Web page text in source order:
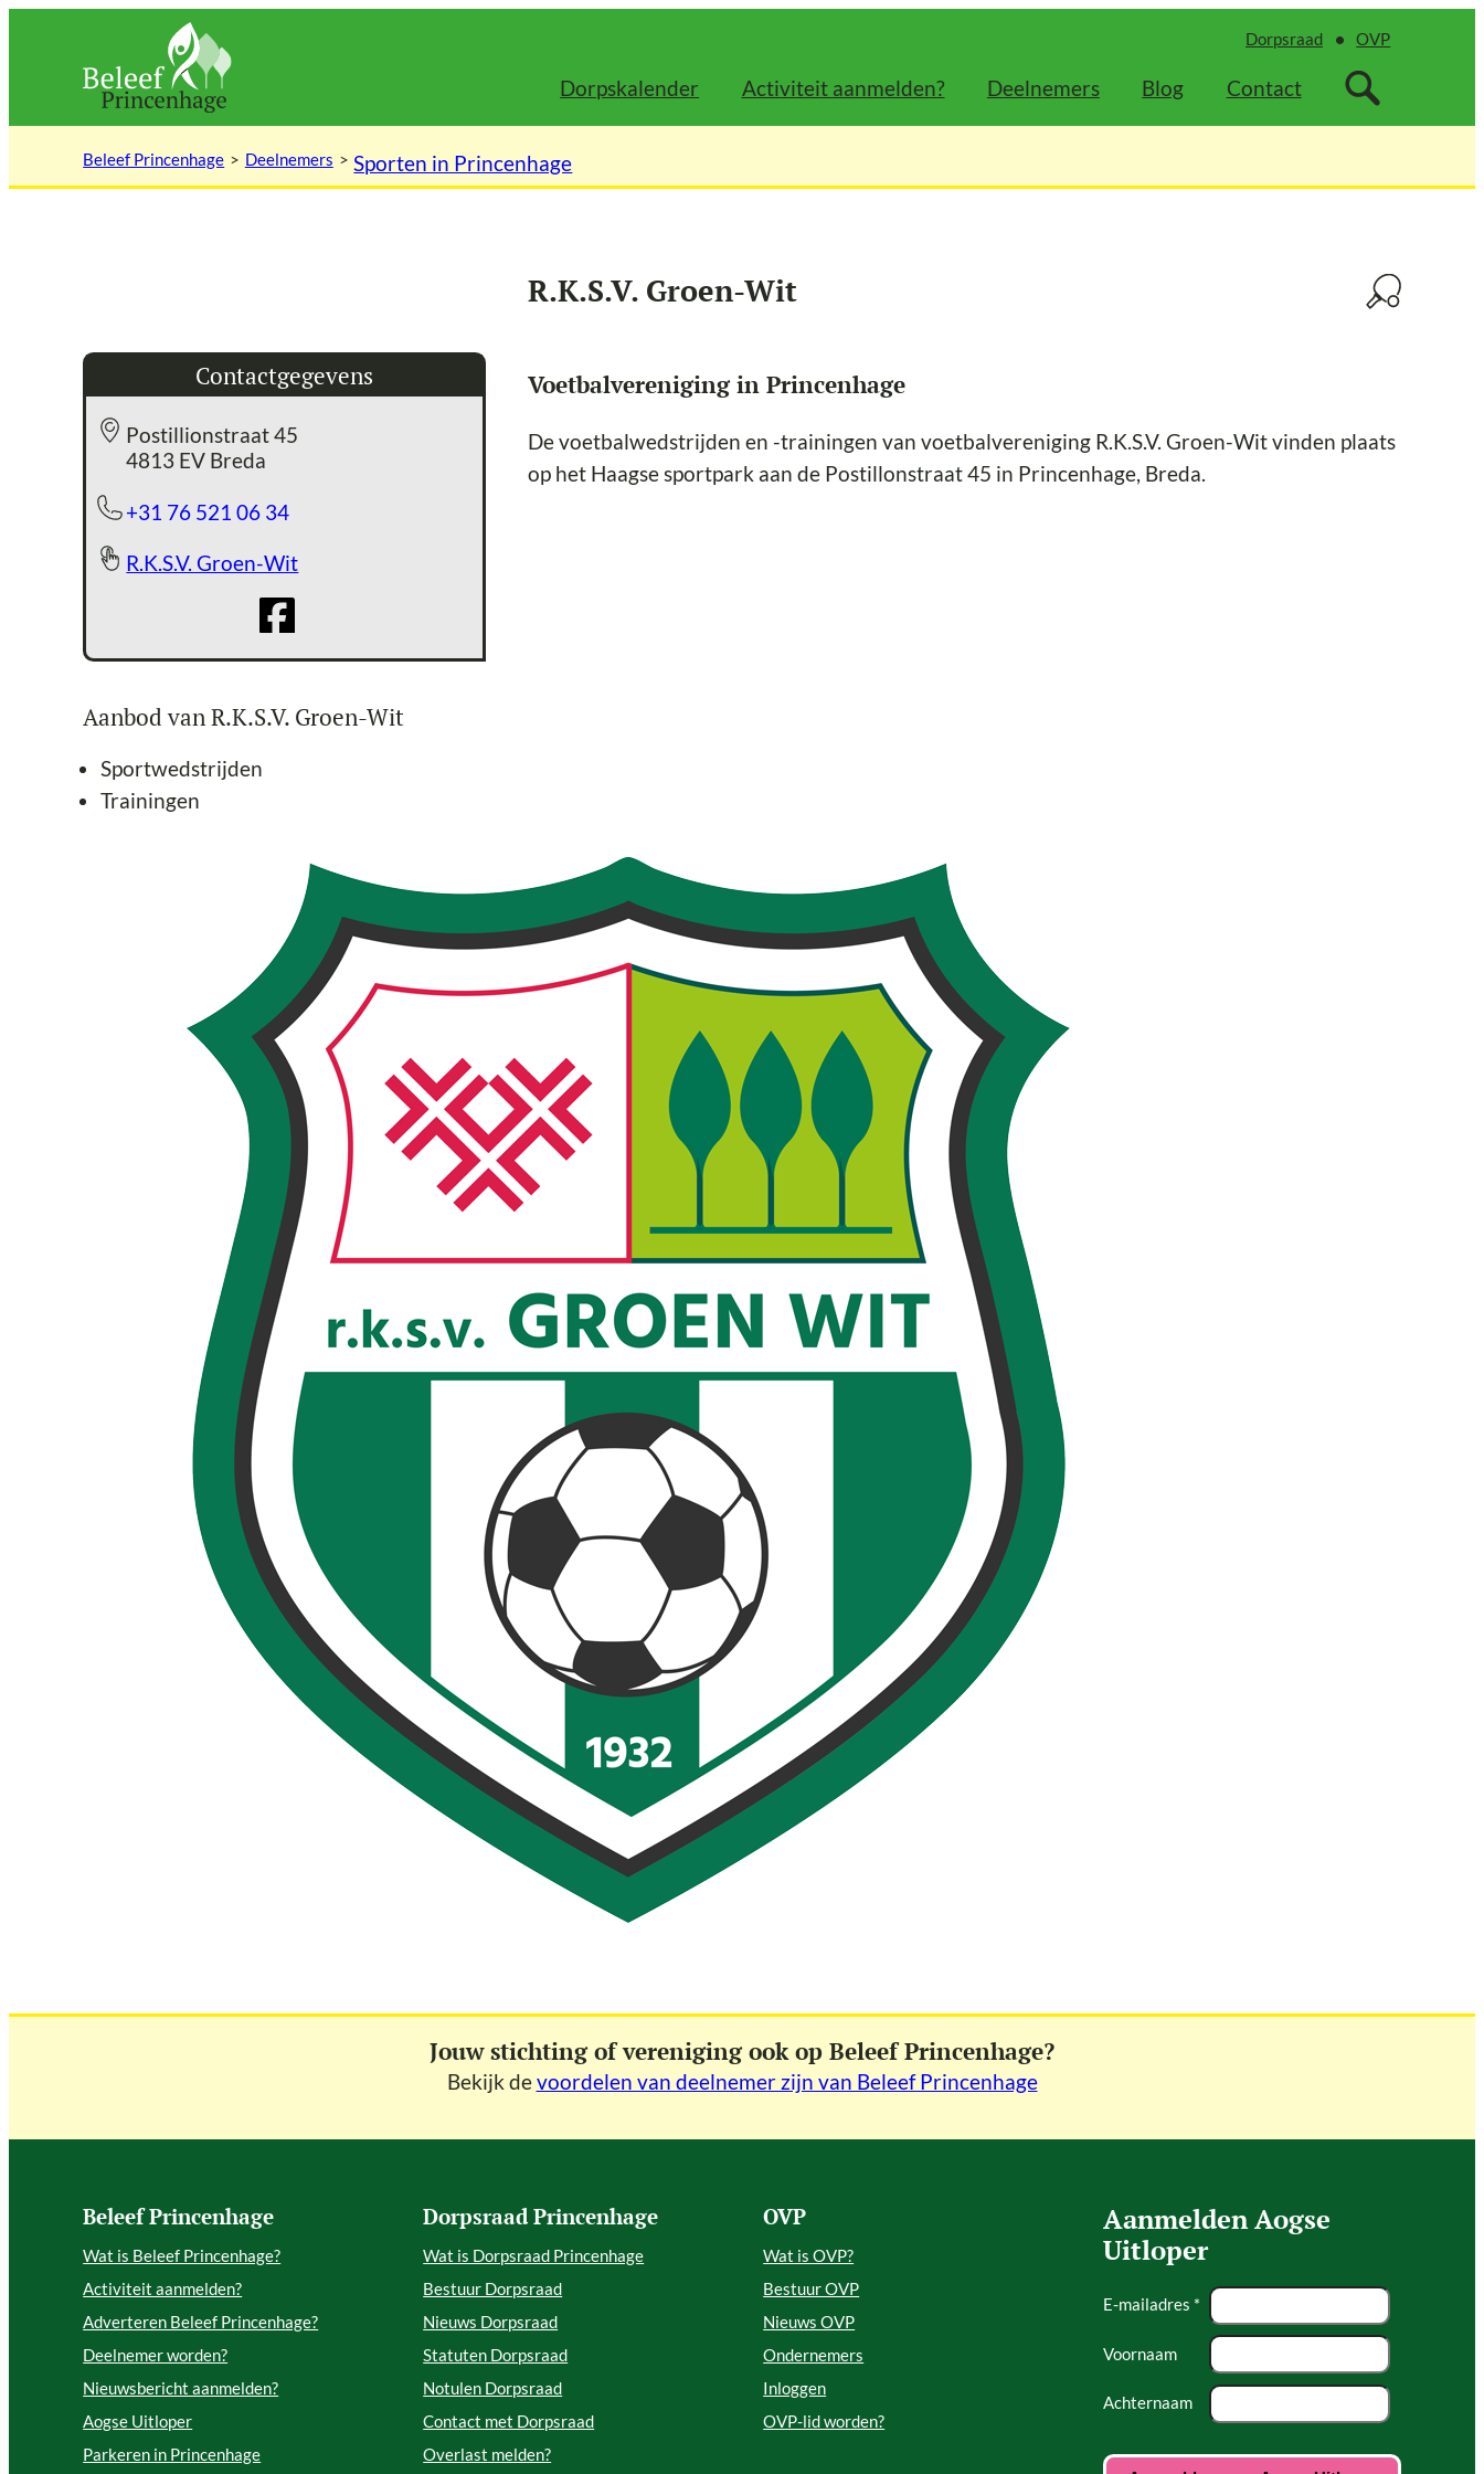
inhoud
Dorpsraad OVP
Dorpskalender Activiteit aanmelden? Deelnemers Blog Contact
Beleef Princenhage Deelnemers Sporten in Princenhage
R.K.S.V. Groen-Wit
Contactgegevens
Postillionstraat 45
4813 EV Breda
+31 76 521 06 34
R.K.S.V. Groen-Wit
Aanbod van R.K.S.V. Groen-Wit
Sportwedstrijden
Trainingen
Voetbalvereniging in Princenhage
De voetbalwedstrijden en -trainingen van voetbalvereniging R.K.S.V. Groen-Wit vinden plaats
op het Haagse sportpark aan de Postillonstraat 45 in Princenhage, Breda.
Jouw stichting of vereniging ook op Beleef Princenhage?
Bekijk devoordelen van deelnemer zijn van Beleef Princenhage
Beleef Princenhage
Wat is Beleef Princenhage?
Activiteit aanmelden?
Adverteren Beleef Princenhage?
Deelnemer worden?
Nieuwsbericht aanmelden?
Aogse Uitloper
Parkeren in Princenhage
Dorpsraad Princenhage
Wat is Dorpsraad Princenhage
Bestuur Dorpsraad
Nieuws Dorpsraad
Statuten Dorpsraad
Notulen Dorpsraad
Contact met Dorpsraad
Overlast melden?
OVP
Wat is OVP?
Bestuur OVP
Nieuws OVP
Ondernemers
Inloggen
OVP-lid worden?
Aanmelden Aogse
Uitloper
E-mailadres *
Voornaam
Achternaam